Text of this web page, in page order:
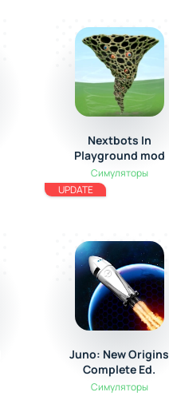
Nextbots In
Playground mod
Симуляторы
UPDATE
Juno: New Origins
Complete Ed.
Симуляторы